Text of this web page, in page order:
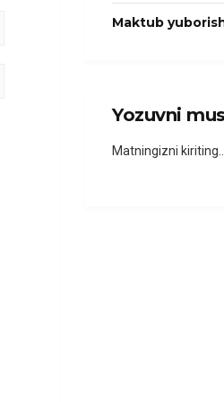
Maktub
Yozuvni
Matningizni kiriting…